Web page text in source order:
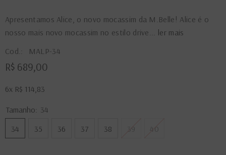
Apresentamos Alice, o novo mocassim da M.Belle! Alice é o
nosso mais novo mocassim no estilo drive... ler mais
Cod.:
MALP-34
R$ 689,00
6x R$ 114,83
Tamanho: 34
34
35 36 37 38